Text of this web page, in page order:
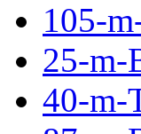
105-
25-m-
40-m-